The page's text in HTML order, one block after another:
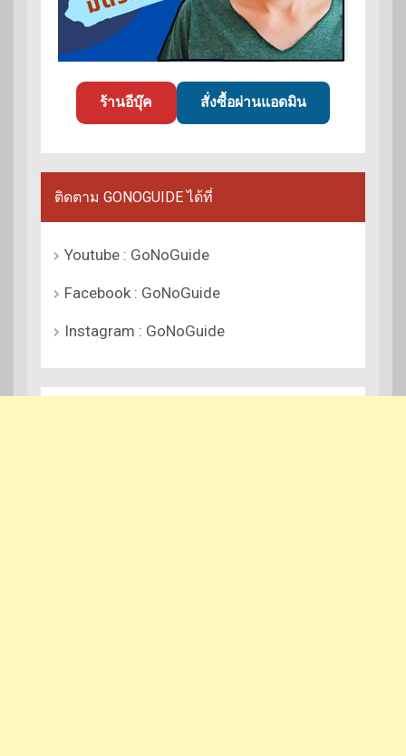
ร้านอีบุ๊ค สั่งซื้อผ่านแอดมิน
ติดตาม GONOGUIDE ได้ที่
Youtube : GoNoGuide
Facebook : GoNoGuide
Instagram : GoNoGuide